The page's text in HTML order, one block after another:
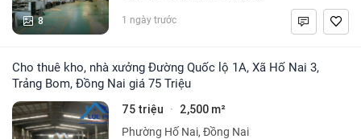
8 1 ngày trước
Cho thuê kho, nhà xưởng Đường Quốc lộ 1A, Xã Hố Nai 3,
Trảng Bom, Đồng Nai giá 75 Triệu
75 triệu · 2,500 m²
Phường Hố Nai, Đồng Nai